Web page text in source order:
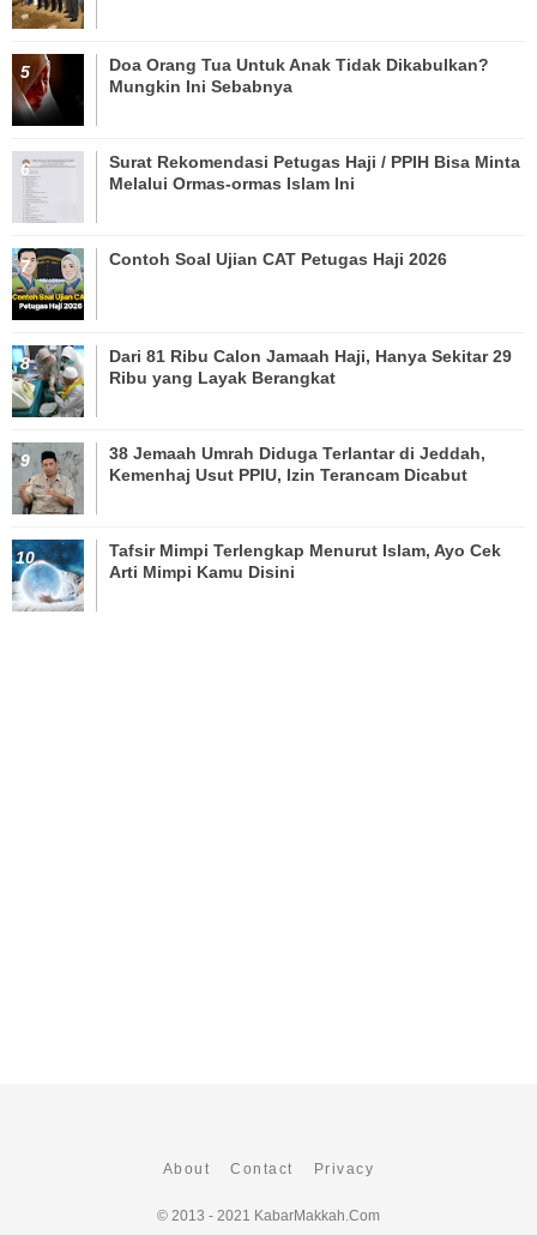
Doa Orang Tua Untuk Anak Tidak Dikabulkan?
Mungkin Ini Sebabnya
Surat Rekomendasi Petugas Haji / PPIH Bisa Minta
Melalui Ormas-ormas Islam Ini
Contoh Soal Ujian CAT Petugas Haji 2026
Dari 81 Ribu Calon Jamaah Haji, Hanya Sekitar 29
Ribu yang Layak Berangkat
38 Jemaah Umrah Diduga Terlantar di Jeddah,
Kemenhaj Usut PPIU, Izin Terancam Dicabut
Tafsir Mimpi Terlengkap Menurut Islam, Ayo Cek
Arti Mimpi Kamu Disini
About Contact Privacy
© 2013 - 2021 KabarMakkah.Com